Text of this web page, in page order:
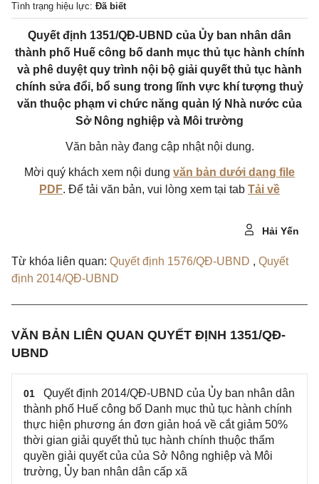
Tình trạng hiệu lực: Đã biết
Quyết định 1351/QĐ-UBND của Ủy ban nhân dân
thành phố Huế công bố danh mục thủ tục hành chính
và phê duyệt quy trình nội bộ giải quyết thủ tục hành
chính sửa đổi, bổ sung trong lĩnh vực khí tượng thuỷ
văn thuộc phạm vi chức năng quản lý Nhà nước của
Sở Nông nghiệp và Môi trường
Văn bản này đang cập nhật nội dung.
Mời quý khách xem nội dung văn bản dưới dạng file
PDF. Để tải văn bản, vui lòng xem tại tab Tải về
Hải Yến
Từ khóa liên quan: Quyết định 1576/QĐ-UBND , Quyết
định 2014/QĐ-UBND
VĂN BẢN LIÊN QUAN QUYẾT ĐỊNH 1351/QĐ-
UBND
01
Quyết định 2014/QĐ-UBND của Ủy ban nhân dân
thành phố Huế công bố Danh mục thủ tục hành chính
thực hiện phương án đơn giản hoá về cắt giảm 50%
thời gian giải quyết thủ tục hành chính thuộc thẩm
quyền giải quyết của của Sở Nông nghiệp và Môi
trường, Ủy ban nhân dân cấp xã